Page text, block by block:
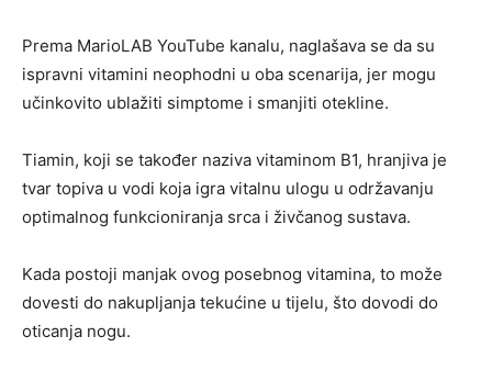
Prema MarioLAB YouTube kanalu, naglašava se da su
ispravni vitamini neophodni u oba scenarija, jer mogu
učinkovito ublažiti simptome i smanjiti otekline.
Tiamin, koji se također naziva vitaminom B1, hranjiva je
tvar topiva u vodi koja igra vitalnu ulogu u održavanju
optimalnog funkcioniranja srca i živčanog sustava.
Kada postoji manjak ovog posebnog vitamina, to može
dovesti do nakupljanja tekućine u tijelu, što dovodi do
oticanja nogu.